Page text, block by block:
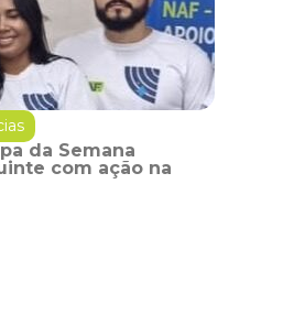
da Semana
com ação na